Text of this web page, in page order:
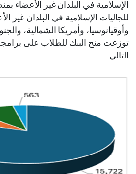
للجاليات الإسلامية في البلدان غير
وأوقيانوسيا، وأمريكا الشمالية،
توزعت منح البنك للطلاب على
التالي: